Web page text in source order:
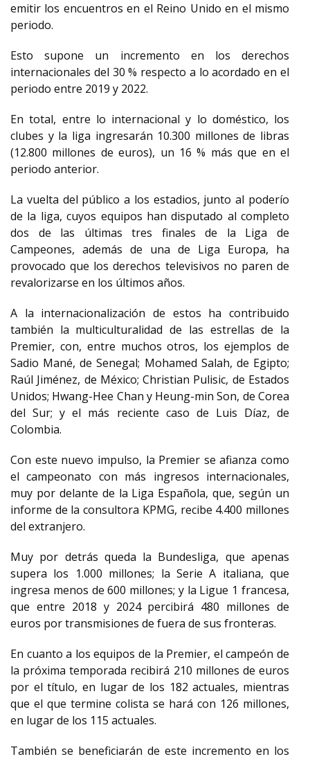
emitir los encuentros en el Reino Unido en el mismo
periodo.
Esto supone un incremento en los derechos
internacionales del 30 % respecto a lo acordado en el
periodo entre 2019 y 2022.
En total, entre lo internacional y lo doméstico, los
clubes y la liga ingresarán 10.300 millones de libras
(12.800 millones de euros), un 16 % más que en el
periodo anterior.
La vuelta del público a los estadios, junto al poderío
de la liga, cuyos equipos han disputado al completo
dos de las últimas tres finales de la Liga de
Campeones, además de una de Liga Europa, ha
provocado que los derechos televisivos no paren de
revalorizarse en los últimos años.
A la internacionalización de estos ha contribuido
también la multiculturalidad de las estrellas de la
Premier, con, entre muchos otros, los ejemplos de
Sadio Mané, de Senegal; Mohamed Salah, de Egipto;
Raúl Jiménez, de México; Christian Pulisic, de Estados
Unidos; Hwang-Hee Chan y Heung-min Son, de Corea
del Sur; y el más reciente caso de Luis Díaz, de
Colombia.
Con este nuevo impulso, la Premier se afianza como
el campeonato con más ingresos internacionales,
muy por delante de la Liga Española, que, según un
informe de la consultora KPMG, recibe 4.400 millones
del extranjero.
Muy por detrás queda la Bundesliga, que apenas
supera los 1.000 millones; la Serie A italiana, que
ingresa menos de 600 millones; y la Ligue 1 francesa,
que entre 2018 y 2024 percibirá 480 millones de
euros por transmisiones de fuera de sus fronteras.
En cuanto a los equipos de la Premier, el campeón de
la próxima temporada recibirá 210 millones de euros
por el título, en lugar de los 182 actuales, mientras
que el que termine colista se hará con 126 millones,
en lugar de los 115 actuales.
También se beneficiarán de este incremento en los